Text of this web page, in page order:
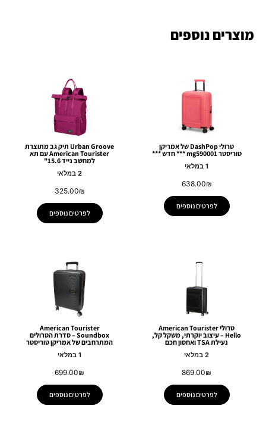
מוצרים נוספים
טרולי DashPop של אמריקן
טוריסטר mg590001 *** חדש ***
1 במלאי
638.00₪
לפרטים נוספים
Urban Groove תיק גב מתוצרת
American Tourister עם תא
למחשב נייד 15.6"
2 במלאי
325.00₪
לפרטים נוספים
טרולי American Tourister
Hello – עיצוב יוקרתי, משקל קל,
נעילת TSA ואחסון חכם
2 במלאי
869.00₪
לפרטים נוספים
American Tourister
Soundbox – סדרת הטרולים
המתרחבים של אמריקן טוריסטר
1 במלאי
699.00₪
לפרטים נוספים